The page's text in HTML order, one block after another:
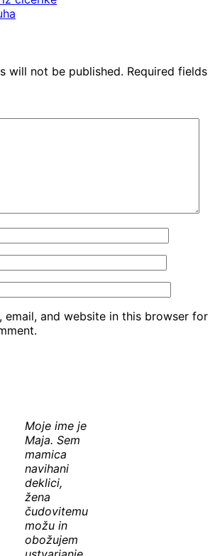
will not be published. Required fields
email, and website in this browser for
Moje ime je
Maja. Sem
mamica
navihani
deklici,
žena
čudovitemu
možu in
obožujem